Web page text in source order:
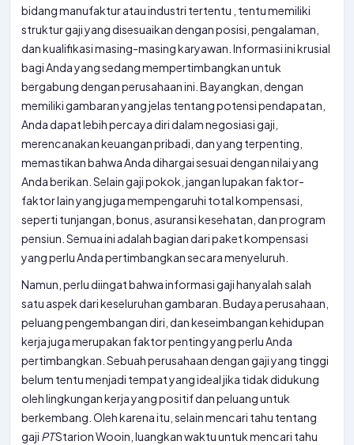
bidang manufaktur atau industri tertentu , tentu memiliki
struktur gaji yang disesuaikan dengan posisi, pengalaman,
dan kualifikasi masing-masing karyawan. Informasi ini krusial
bagi Anda yang sedang mempertimbangkan untuk
bergabung dengan perusahaan ini. Bayangkan, dengan
memiliki gambaran yang jelas tentang potensi pendapatan,
Anda dapat lebih percaya diri dalam negosiasi gaji,
merencanakan keuangan pribadi, dan yang terpenting,
memastikan bahwa Anda dihargai sesuai dengan nilai yang
Anda berikan. Selain gaji pokok, jangan lupakan faktor-
faktor lain yang juga mempengaruhi total kompensasi,
seperti tunjangan, bonus, asuransi kesehatan, dan program
pensiun. Semua ini adalah bagian dari paket kompensasi
yang perlu Anda pertimbangkan secara menyeluruh.
Namun, perlu diingat bahwa informasi gaji hanyalah salah
satu aspek dari keseluruhan gambaran. Budaya perusahaan,
peluang pengembangan diri, dan keseimbangan kehidupan
kerja juga merupakan faktor penting yang perlu Anda
pertimbangkan. Sebuah perusahaan dengan gaji yang tinggi
belum tentu menjadi tempat yang ideal jika tidak didukung
oleh lingkungan kerja yang positif dan peluang untuk
berkembang. Oleh karena itu, selain mencari tahu tentang
gaji PTStarion Wooin, luangkan waktu untuk mencari tahu